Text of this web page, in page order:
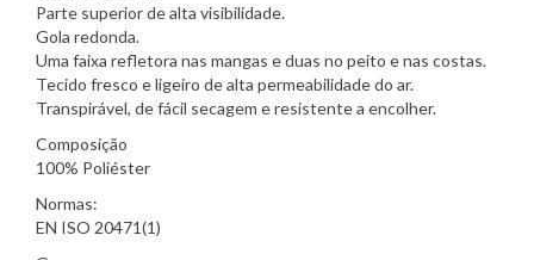
Parte superior de alta visibilidade.
Gola redonda.
Uma faixa refletora nas mangas e duas no peito e nas costas.
Tecido fresco e ligeiro de alta permeabilidade do ar.
Transpirável, de fácil secagem e resistente a encolher.
Composição
100% Poliéster
Normas:
EN ISO 20471(1)